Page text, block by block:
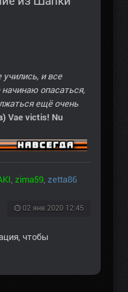
и все
опасаться,
ещё очень
Vae victis! Nu
, zima59, zetta86
02 янв 2020 12:45
, чтобы